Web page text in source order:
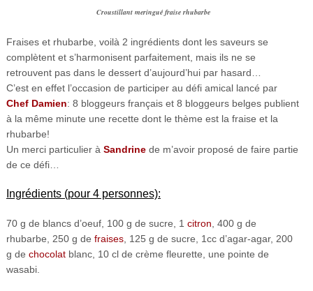
Croustillant meringué fraise rhubarbe
Fraises et rhubarbe, voilà 2 ingrédients dont les saveurs se
complètent et s’harmonisent parfaitement, mais ils ne se
retrouvent pas dans le dessert d’aujourd’hui par hasard…
C’est en effet l’occasion de participer au défi amical lancé par
Chef Damien: 8 bloggeurs français et 8 bloggeurs belges publient
à la même minute une recette dont le thème est la fraise et la
rhubarbe!
Un merci particulier à Sandrinede m’avoir proposé de faire partie
de ce défi…
Ingrédients (pour 4 personnes):
70 g de blancs d’oeuf, 100 g de sucre, 1 citron , 400 g de
rhubarbe, 250 g de fraises, 125 g de sucre, 1cc d’agar-agar, 200
g de chocolatblanc, 10 cl de crème fleurette, une pointe de
wasabi.